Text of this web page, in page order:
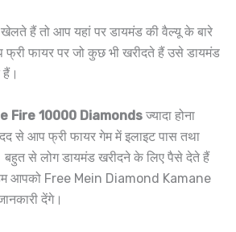
हैं तो आप यहां पर डायमंड की वैल्यू के बारे
फ्री फायर पर जो कुछ भी खरीदते हैं उसे डायमंड
हैं।
Fire 10000 Diamonds ज्यादा होना
से आप फ्री फायर गेम में इलाइट पास तथा
से लोग डायमंड खरीदने के लिए पैसे देते हैं
आपको Free Mein Diamond Kamane
देंगे।